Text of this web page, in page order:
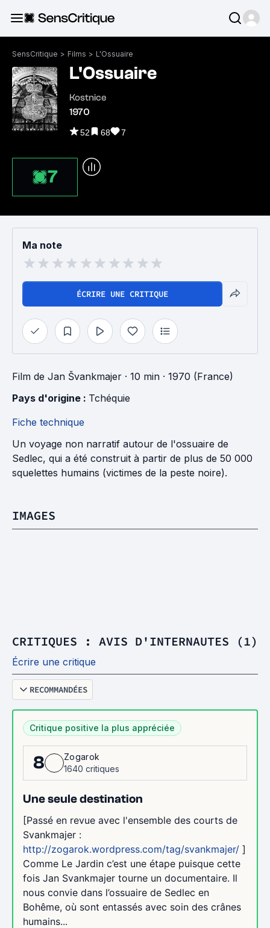
SensCritique > Films > L'Ossuaire
L'Ossuaire
Kostnice
1970
52 68 7
7
Ma note
ÉCRIRE UNE CRITIQUE
Film de Jan Švankmajer · 10 min · 1970 (France)
Pays d'origine : Tchéquie
Fiche technique
Un voyage non narratif autour de l'ossuaire de
Sedlec, qui a été construit à partir de plus de 50 000
squelettes humains (victimes de la peste noire).
IMAGES
CRITIQUES : AVIS D'INTERNAUTES (1)
Écrire une critique
RECOMMANDÉES
Critique positive la plus appréciée
8
Zogarok
1640 critiques
Une seule destination
[Passé en revue avec l'ensemble des courts de
Svankmajer :
http://zogarok.wordpress.com/tag/svankmajer/ ]
Comme Le Jardin c’est une étape puisque cette
fois Jan Svankmajer tourne un documentaire. Il
nous convie dans l’ossuaire de Sedlec en
Bohême, où sont entassés avec soin des crânes
humains...